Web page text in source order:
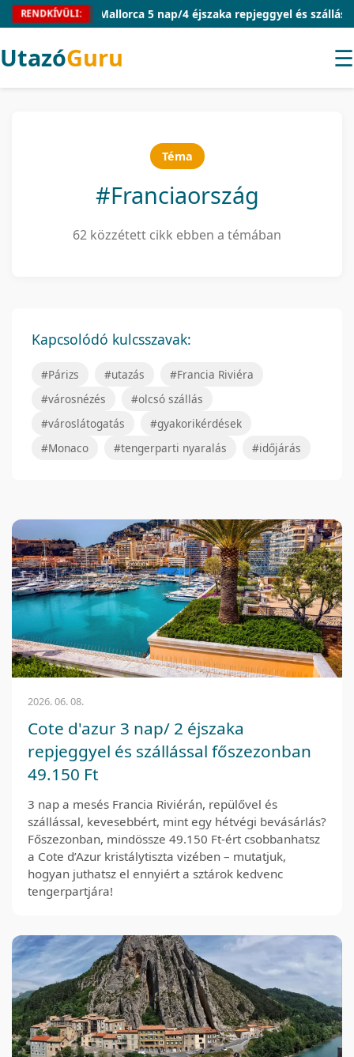
RENDKÍVÜLI:Mallorca 5 nap/4 éjszaka repjeggyel és szállással
UtazóGuru ☰
Téma
#Franciaország
62 közzétett cikk ebben a témában
Kapcsolódó kulcsszavak:
#Párizs #utazás
#Francia Riviéra
#városnézés
#olcsó szállás
#városlátogatás
#gyakorikérdések
#Monaco
#tengerparti nyaralás #időjárás
2026. 06. 08.
Cote d'azur 3 nap/ 2 éjszaka
repjeggyel és szállással főszezonban
49.150 Ft
3 nap a mesés Francia Riviérán, repülővel és
szállással, kevesebbért, mint egy hétvégi bevásárlás?
Főszezonban, mindössze 49.150 Ft-ért csobbanhatsz
a Cote d’Azur kristálytiszta vizében – mutatjuk,
hogyan juthatsz el ennyiért a sztárok kedvenc
tengerpartjára!